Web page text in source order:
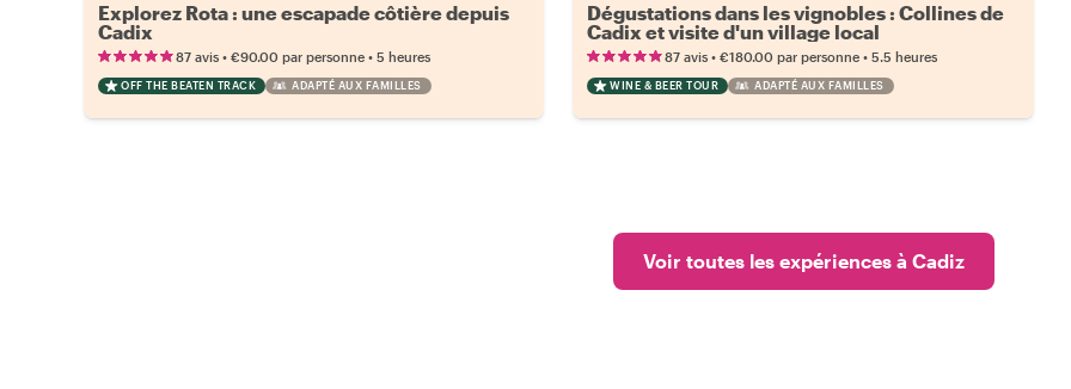
Explorez Rota : une escapade côtière depuis
Cadix
87 avis • €90.00 par personne • 5 heures
OFF THE BEATEN TRACK ADAPTÉ AUX FAMILLES
Dégustations dans les vignobles : Collines de
Cadix et visite d'un village local
87 avis •€180.00 par personne •5.5 heures
WINE & BEER TOUR ADAPTÉ AUX FAMILLES
Voir toutes les expériences à Cadiz